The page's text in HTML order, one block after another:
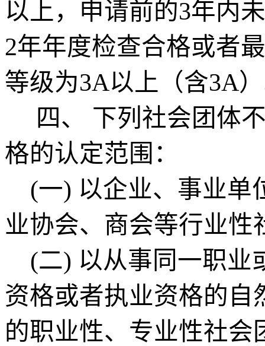
以上，申请前的3年内
2年年度检查合格或者
等级为3A以上（含3A
四、 下列社会团体
格的认定范围：
(一) 以企业、事业单
业协会、商会等行业性
(二) 以从事同一职业
资格或者执业资格的自
的职业性、专业性社会